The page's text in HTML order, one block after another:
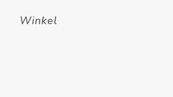
Winkel